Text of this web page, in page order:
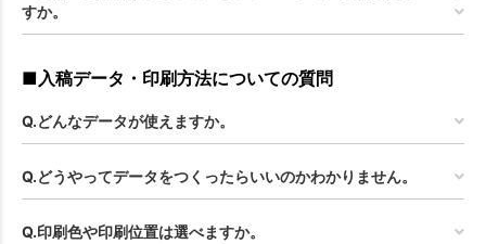
すか。
■入稿データ・印刷方法についての質問
Q.どんなデータが使えますか。
Q.どうやってデータをつくったらいいのかわかりません。
Q.印刷色や印刷位置は選べますか。